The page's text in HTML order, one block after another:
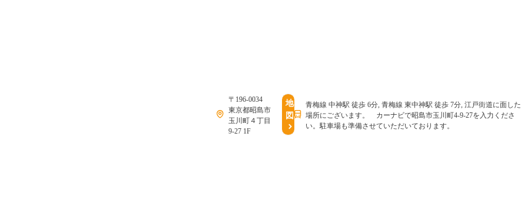
〒196-0034
東京都昭島市
玉川町４丁目
9-27 1F
地
図
青梅線 中神駅 徒歩 6分, 青梅線 東中神駅 徒歩 7分, 江戸街道に面した
場所にございます。 カーナビで昭島市玉川町4-9-27を入力くださ
い。駐車場も準備させていただいております。